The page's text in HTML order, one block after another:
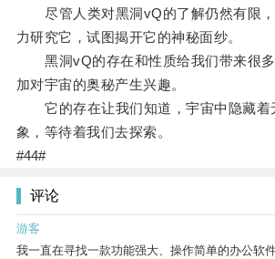
尽管人类对黑洞vQ的了解仍然有限，
力研究它，试图揭开它的神秘面纱。
黑洞vQ的存在和性质给我们带来很多
加对宇宙的奥秘产生兴趣。
它的存在让我们知道，宇宙中隐藏着
象，等待着我们去探索。
#44#
评论
游客
我一直在寻找一款功能强大、操作简单的办公软